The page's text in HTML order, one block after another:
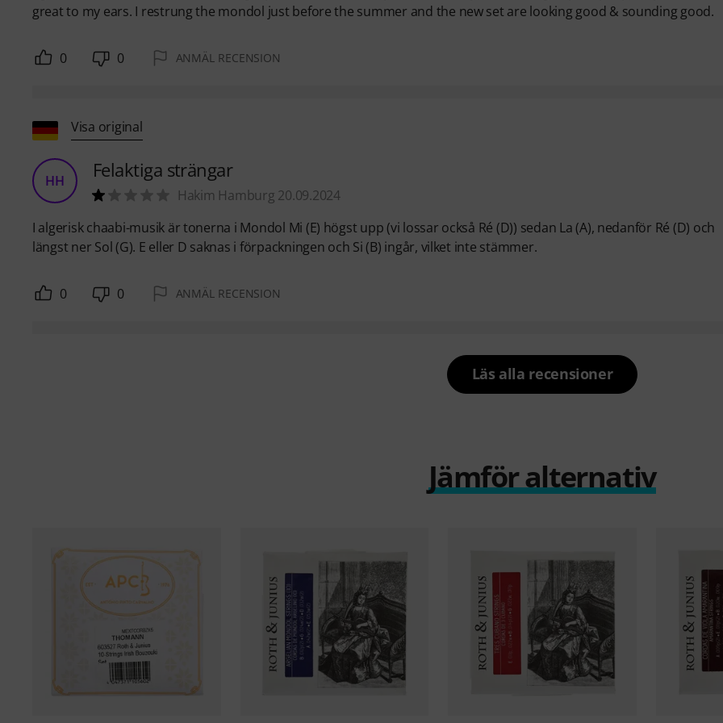
great to my ears. I restrung the mondol just before the summer and the new set are looking good & sounding good.
0 0 ANMÄL RECENSION
Visa original
HH Felaktiga strängar
Hakim Hamburg 20.09.2024
I algerisk chaabi-musik är tonerna i Mondol Mi (E) högst upp (vi lossar också Ré (D)) sedan La (A), nedanför Ré (D) och
längst ner Sol (G). E eller D saknas i förpackningen och Si (B) ingår, vilket inte stämmer.
0 0 ANMÄL RECENSION
Läs alla recensioner
Jämför alternativ